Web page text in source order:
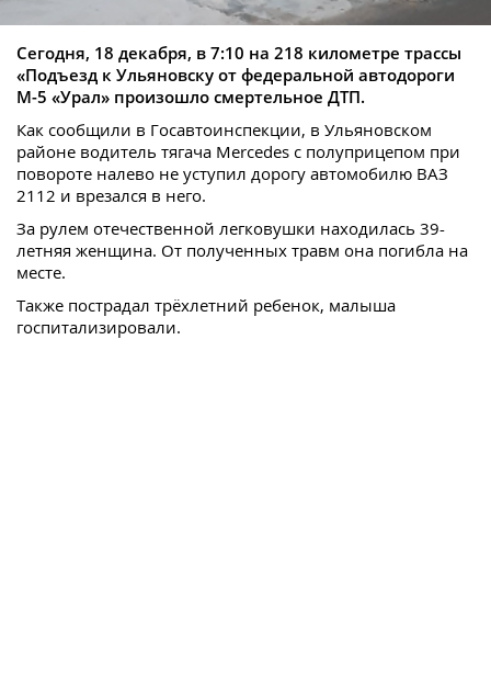
Сегодня, 18 декабря, в 7:10 на 218 километре трассы
«Подъезд к Ульяновску от федеральной автодороги
М-5 «Урал» произошло смертельное ДТП.
Как сообщили в Госавтоинспекции, в Ульяновском
районе водитель тягача Mercedes с полуприцепом при
повороте налево не уступил дорогу автомобилю ВАЗ
2112 и врезался в него.
За рулем отечественной легковушки находилась 39-
летняя женщина. От полученных травм она погибла на
месте.
Также пострадал трёхлетний ребенок, малыша
госпитализировали.